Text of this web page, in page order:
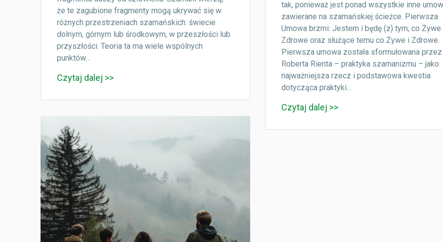
że te zagubione fragmenty mogą ukrywać się w
różnych przestrzeniach szamańskich: świecie
dolnym, górnym lub środkowym, w przeszłości lub
przyszłości. Teoria ta ma wiele wspólnych
punktów…
tak, ponieważ jest ponad wszystkie inne
zawierane na szamańskiej ścieżce. Pierwsza
Umowa brzmi: Jestem i będę (z) tym, co Żywe
Zdrowe oraz służące temu co Żywe i Zdrowe.
Pierwsza umowa została sformułowana przez
Roberta Rienta – praktyka szamanizmu – jako
najważniejsza rzecz i podstawowa kwestia
dotycząca praktyki…